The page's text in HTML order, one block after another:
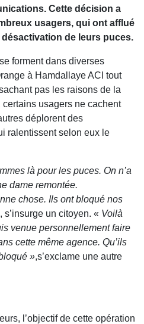
Cette décision a
usagers, qui ont afflué
de leurs puces.
forment dans diverses
à Hamdallaye ACI tout
pas les raisons de la
usagers ne cachent
déplorent des
ralentissent selon eux le
là pour les puces. On n’a
dame remontée.
chose. Ils ont bloqué nos
, s’insurge un citoyen. « Voilà
venue personnellement faire
cette même agence. Qu’ils
»,s’exclame une autre
l’objectif de cette opération